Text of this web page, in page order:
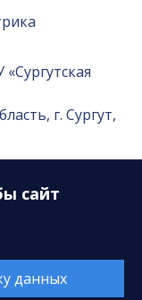
г. Сургут,
Эксперт
сайт
данных